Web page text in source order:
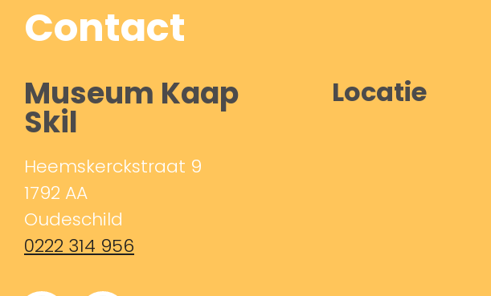
Contact
Museum Kaap
Skil
Heemskerckstraat 9
1792 AA
Oudeschild
0222 314 956
Locatie